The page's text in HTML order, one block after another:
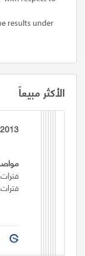
results under
الأكثر مبيعاً